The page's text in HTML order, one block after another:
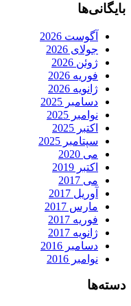
بایگانی‌ها
آگوست 2026
جولای 2026
ژوئن 2026
فوریه 2026
ژانویه 2026
دسامبر 2025
نوامبر 2025
اکتبر 2025
سپتامبر 2025
می 2020
اکتبر 2019
می 2017
آوریل 2017
مارس 2017
فوریه 2017
ژانویه 2017
دسامبر 2016
نوامبر 2016
دسته‌ها